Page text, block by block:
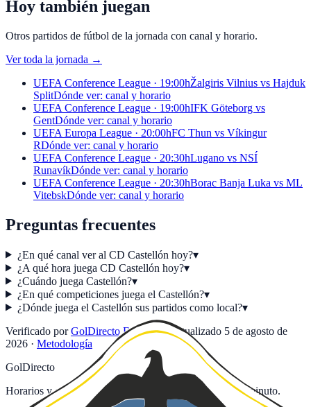
Hoy también juegan
Otros partidos de fútbol de la jornada con canal y horario.
Ver toda la jornada →
UEFA Conference League · 19:00hŽalgiris Vilnius vs Hajduk
SplitDónde ver: canal y horario
UEFA Conference League · 19:00hIFK Göteborg vs
GentDónde ver: canal y horario
UEFA Europa League · 20:00hFC Thun vs Víkingur
RDónde ver: canal y horario
UEFA Conference League · 20:30hLugano vs NSÍ
RunavíkDónde ver: canal y horario
UEFA Conference League · 20:30hBorac Banja Luka vs ML
VitebskDónde ver: canal y horario
Preguntas frecuentes
¿En qué canal ver al CD Castellón hoy?▾
¿A qué hora juega CD Castellón hoy?▾
¿Cuándo juega Castellón?▾
¿En qué competiciones juega el Castellón?▾
¿Dónde juega el Castellón sus partidos como local?▾
Verificado por GolDirecto Editorial·Actualizado 5 de agosto de
2026 · Metodología
GolDirecto
Horarios y canales de fútbol en España. Actualizado al minuto.